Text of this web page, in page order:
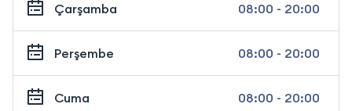
Çarşamba 08:00 - 20:00
Perşembe 08:00 - 20:00
Cuma 08:00 - 20:00